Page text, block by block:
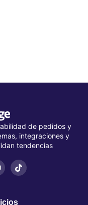
de pedidos y
integraciones y
tendencias